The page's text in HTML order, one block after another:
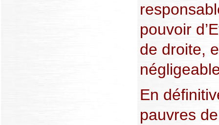
pouvoir
de droite,
En
pauvres